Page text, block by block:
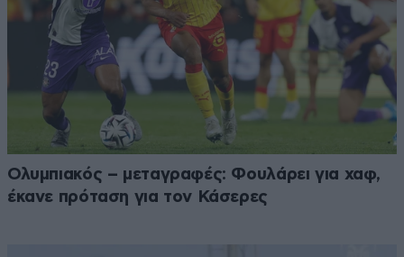
Ολυμπιακός – μεταγραφές: Φουλάρει για χαφ,
έκανε πρόταση για τον Κάσερες